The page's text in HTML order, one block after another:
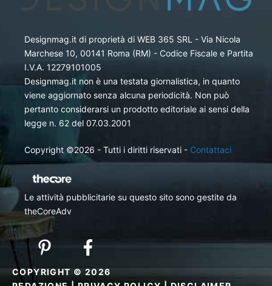
Designmag.it di proprietà di WEB 365 SRL - Via Nicola
Marchese 10, 00141 Roma (RM) - Codice Fiscale e Partita
I.V.A. 12279101005
Designmag.it non è una testata giornalistica, in quanto
viene aggiornato senza alcuna periodicità. Non può
pertanto considerarsi un prodotto editoriale ai sensi della
legge n. 62 del 07.03.2001
Copyright ©2026 - Tutti i diritti riservati - Contattaci
Le attività pubblicitarie su questo sito sono gestite da
theCoreAdv
COPYRIGHT © 2026